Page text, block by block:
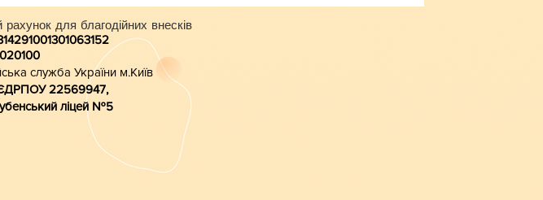
рахунок для благодійних внесків
00
служба України м.Київ
22569947,
ліцей №5